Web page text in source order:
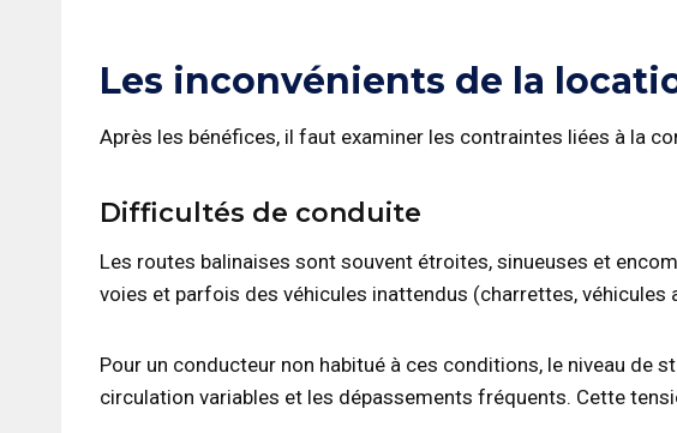
Les inconvénients de la
Après les bénéfices, il faut examiner les contraintes liées à la
Difficultés de conduite
Les routes balinaises sont souvent étroites, sinueuses et
voies et parfois des véhicules inattendus (charrettes,
Pour un conducteur non habitué à ces conditions, le niveau de
circulation variables et les dépassements fréquents. Cette